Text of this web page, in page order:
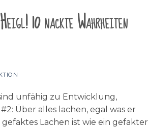
10 nackte Wahrheiten
unfähig zu Entwicklung,
Über alles lachen, egal was er
Lachen ist wie ein gefakter